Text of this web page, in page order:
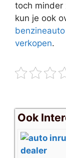
toch minder
kun je ook
benzineauto
verkopen.
Ook